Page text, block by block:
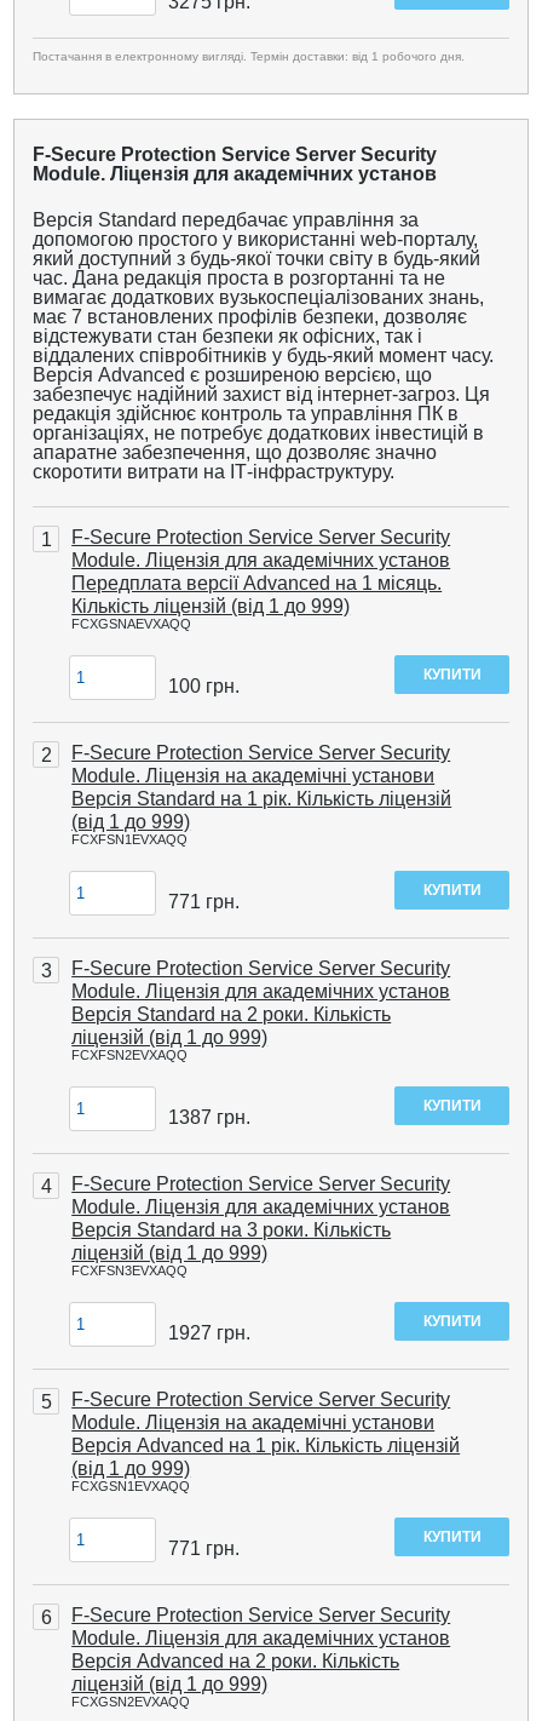
Постачання в електронному вигляді. Термін доставки: від 1 робочого дня.
F-Secure Protection Service Server Security
Module. Ліцензія для академічних установ
Версія Standard передбачає управління за
допомогою простого у використанні web-порталу,
який доступний з будь-якої точки світу в будь-який
час. Дана редакція проста в розгортанні та не
вимагає додаткових вузькоспеціалізованих знань,
має 7 встановлених профілів безпеки, дозволяє
відстежувати стан безпеки як офісних, так і
віддалених співробітників у будь-який момент часу.
Версія Advanced є розширеною версією, що
забезпечує надійний захист від інтернет-загроз. Ця
редакція здійснює контроль та управління ПК в
організаціях, не потребує додаткових інвестицій в
апаратне забезпечення, що дозволяє значно
скоротити витрати на ІТ-інфраструктуру.
1
F-Secure Protection Service Server Security
Module. Ліцензія для академічних установ
Передплата версії Advanced на 1 місяць.
Кількість ліцензій (від 1 до 999)
FCXGSNAEVXAQQ
100 грн.
2
F-Secure Protection Service Server Security
Module. Ліцензія на академічні установи
Версія Standard на 1 рік. Кількість ліцензій
(від 1 до 999)
FCXFSN1EVXAQQ
771 грн.
3
F-Secure Protection Service Server Security
Module. Ліцензія для академічних установ
Версія Standard на 2 роки. Кількість
ліцензій (від 1 до 999)
FCXFSN2EVXAQQ
1387 грн.
4
F-Secure Protection Service Server Security
Module. Ліцензія для академічних установ
Версія Standard на 3 роки. Кількість
ліцензій (від 1 до 999)
FCXFSN3EVXAQQ
1927 грн.
5
F-Secure Protection Service Server Security
Module. Ліцензія на академічні установи
Версія Advanced на 1 рік. Кількість ліцензій
(від 1 до 999)
FCXGSN1EVXAQQ
771 грн.
6
F-Secure Protection Service Server Security
Module. Ліцензія для академічних установ
Версія Advanced на 2 роки. Кількість
ліцензій (від 1 до 999)
FCXGSN2EVXAQQ